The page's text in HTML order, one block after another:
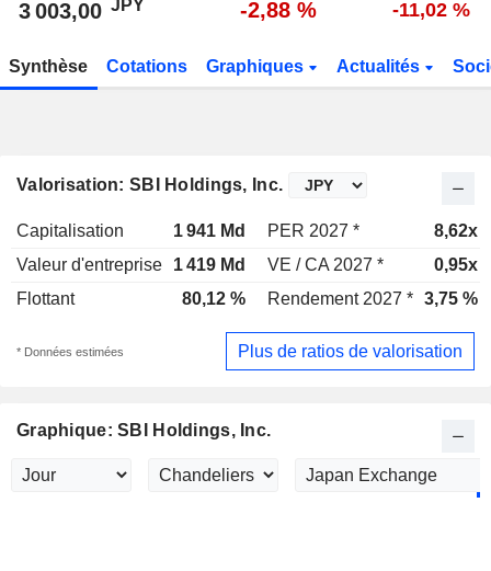
3 003,00 JPY -2,88 % -11,02 %
Synthèse Cotations Graphiques Actualités
Valorisation: SBI Holdings, Inc.
Capitalisation 1 941 Md PER 2027 *
8,62x
Valeur d'entreprise
1 419 Md VE / CA 2027 *
0,95x
Flottant
80,12 % Rendement 2027 * 3,75 %
* Données estimées Plus de ratios de valorisation
Graphique: SBI Holdings, Inc.